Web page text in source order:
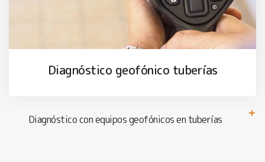
Diagnóstico geofónico tuberías
Diagnóstico con equipos geofónicos en tuberías